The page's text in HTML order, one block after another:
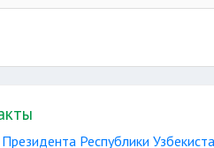
Республики